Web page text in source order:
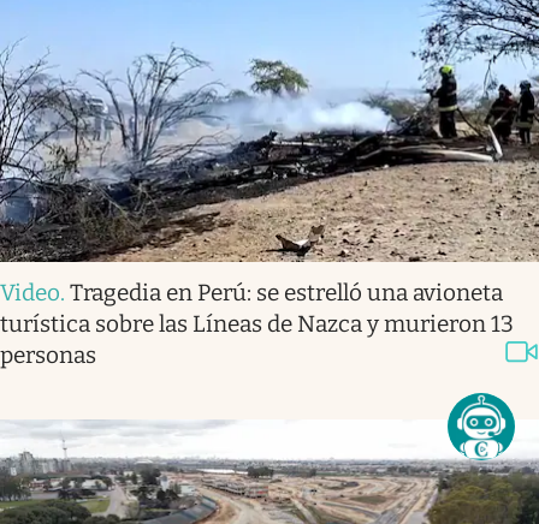
Video. Tragedia en Perú: se estrelló una avioneta
turística sobre las Líneas de Nazca y murieron 13
personas